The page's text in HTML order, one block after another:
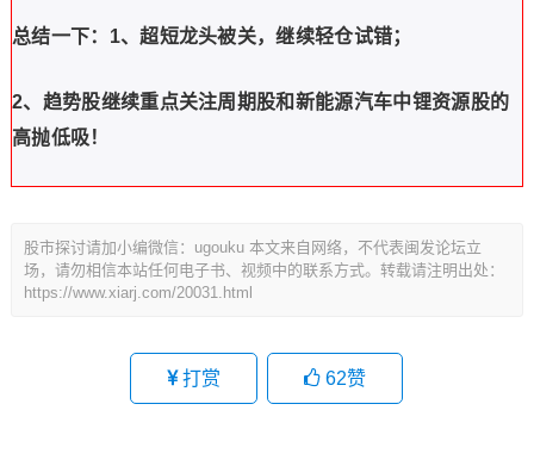
总结一下：1、超短龙头被关，继续轻仓试错；
2、趋势股继续重点关注周期股和新能源汽车中锂资源股的
高抛低吸！
股市探讨请加小编微信：ugouku 本文来自网络，不代表闽发论坛立
场，请勿相信本站任何电子书、视频中的联系方式。转载请注明出处：
https://www.xiarj.com/20031.html
打赏 62赞